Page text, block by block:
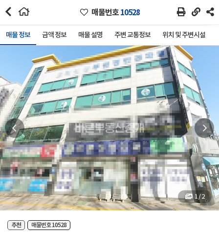
매물번호10528
매물 정보 금액 정보 매물 설명 주변 교통정보 위치 및 주변시설
1 / 2
추천 매물번호 10528